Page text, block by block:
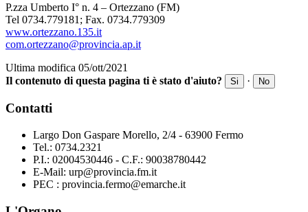
P.zza Umberto I° n. 4 – Ortezzano (FM)
Tel 0734.779181; Fax. 0734.779309
www.ortezzano.135.it
com.ortezzano@provincia.ap.it
Ultima modifica 05/ott/2021
Il contenuto di questa pagina ti è stato d'aiuto?
Si · No
Contatti
Largo Don Gaspare Morello, 2/4 - 63900 Fermo
Tel.: 0734.2321
P.I.: 02004530446 - C.F.: 90038780442
E-Mail: urp@provincia.fm.it
PEC : provincia.fermo@emarche.it